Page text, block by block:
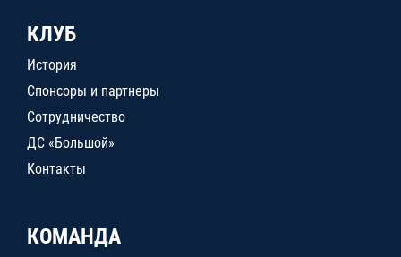
КЛУБ
История
Спонсоры и партнеры
Сотрудничество
ДС «Большой»
Контакты
КОМАНДА